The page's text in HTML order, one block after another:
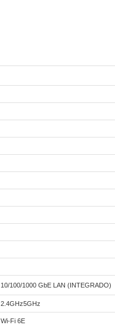
10/100/1000 GbE LAN (INTEGRADO)
2.4GHz5GHz
Wi-Fi 6E